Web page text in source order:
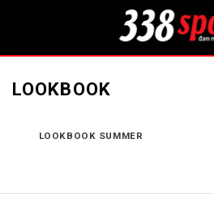
LOOKBOOK
LOOKBOOK SUMMER